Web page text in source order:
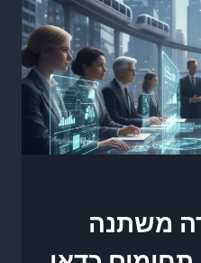
משתנה